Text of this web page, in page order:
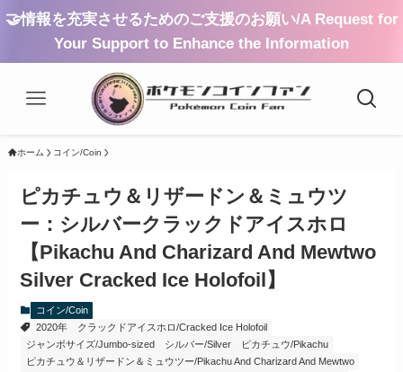
🤝情報を充実させるためのご支援のお願い/A Request for
Your Support to Enhance the Information
ホーム コイン/Coin
ピカチュウ＆リザードン＆ミュウツ
ー：シルバークラックドアイスホロ
【Pikachu And Charizard And Mewtwo
Silver Cracked Ice Holofoil】
コイン/Coin
2020年
クラックドアイスホロ/Cracked Ice Holofoil
ジャンボサイズ/Jumbo-sized
シルバー/Silver
ピカチュウ/Pikachu
ピカチュウ＆リザードン＆ミュウツー/Pikachu And Charizard And Mewtwo